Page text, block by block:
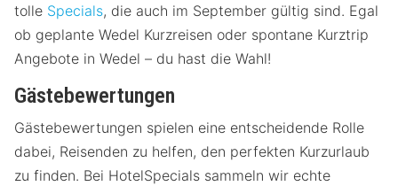
tolle Specials, die auch im September gültig sind. Egal
ob geplante Wedel Kurzreisen oder spontane Kurztrip
Angebote in Wedel – du hast die Wahl!
Gästebewertungen
Gästebewertungen spielen eine entscheidende Rolle
dabei, Reisenden zu helfen, den perfekten Kurzurlaub
zu finden. Bei HotelSpecials sammeln wir echte